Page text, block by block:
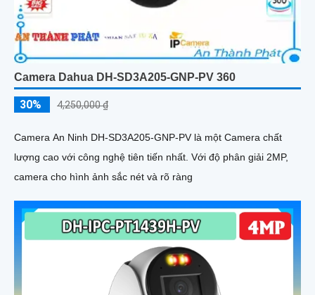
Camera Dahua DH-SD3A205-GNP-PV 360
30% 4,250,000 ₫
Camera An Ninh DH-SD3A205-GNP-PV là một Camera chất
lượng cao với công nghệ tiên tiến nhất. Với độ phân giải 2MP,
camera cho hình ảnh sắc nét và rõ ràng